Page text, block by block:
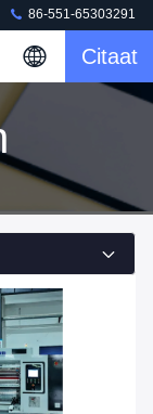
86-551-65303291
Citaat